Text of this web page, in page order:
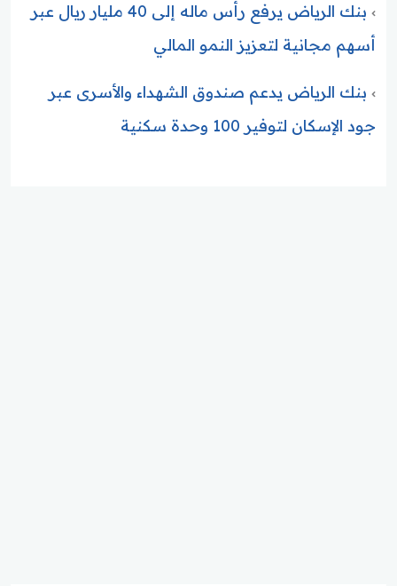
بنك الرياض يرفع رأس ماله إلى 40 مليار ريال عبر
أسهم مجانية لتعزيز النمو المالي
بنك الرياض يدعم صندوق الشهداء والأسرى عبر
جود الإسكان لتوفير 100 وحدة سكنية